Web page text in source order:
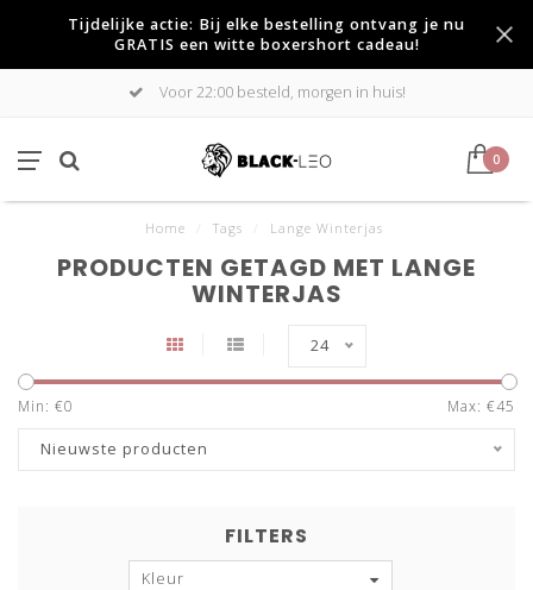
Tijdelijke actie: Bij elke bestelling ontvang je nu
GRATIS een witte boxershort cadeau!
Voor 22:00 besteld, morgen in huis!
0
Home Tags Lange Winterjas
PRODUCTEN GETAGD MET LANGE
WINTERJAS
24
Min: €0 Max: €45
Nieuwste producten
FILTERS
Kleur